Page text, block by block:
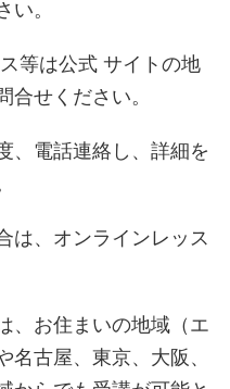
。
等は公式 サイトの地
合せください。
、電話連絡し、詳細を
は、オンラインレッス
、お住まいの地域（エ
名古屋、東京、大阪、